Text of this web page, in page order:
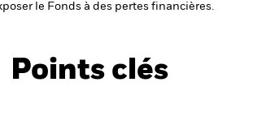
le Fonds à des pertes financières.
Points clés